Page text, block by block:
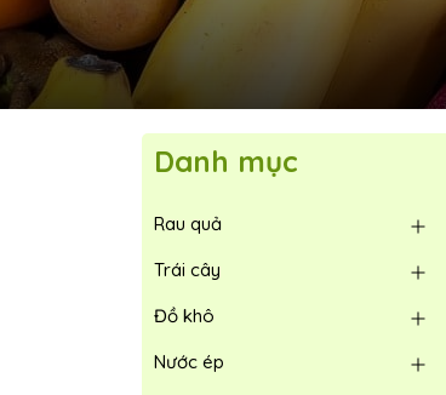
Danh mục
Rau quả
Trái cây
Đồ khô
Nước ép